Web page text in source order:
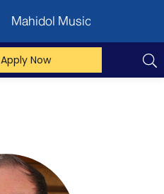
Mahidol Music
Apply Now